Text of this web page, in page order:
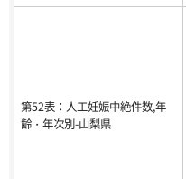
第52表：人工妊娠中絶件数,年
齢・年次別-山梨県